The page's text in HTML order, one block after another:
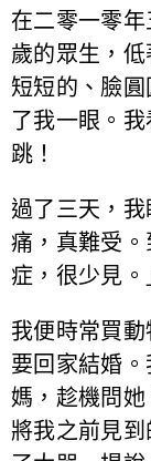
在二零一零
歲的眾生，
短短的、臉
了我一眼。
跳！
過了三天，
痛，真難受
症，很少見。
我便時常買
要回家結婚
媽，趁機問
將我之前見